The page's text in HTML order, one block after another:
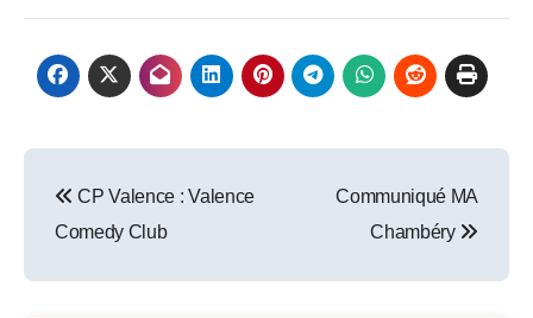
navigation
CP Valence : Valence
Comedy Club
Communiqué MA
Chambéry